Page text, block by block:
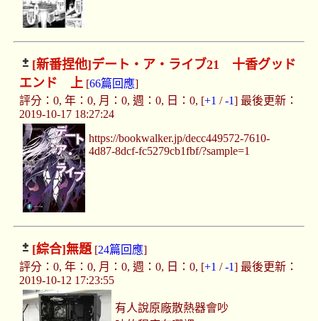
[新番捏他]デート・ア・ライブ21 十香グッド
エンド 上 [66篇回應]
評分：0, 年：0, 月：0, 週：0, 日：0, [+1 /-1] 最後更新：
2019-10-17 18:27:24
https://bookwalker.jp/decc449572-7610-
4d87-8dcf-fc5279cb1fbf/?sample=1
[綜合]無題[24篇回應]
評分：0, 年：0, 月：0, 週：0, 日：0, [+1 /-1] 最後更新：
2019-10-12 17:23:55
有人說原廠散熱器會吵